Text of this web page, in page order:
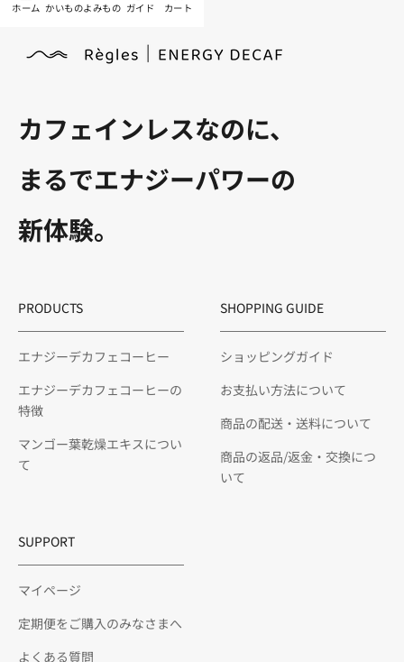
ホーム かいものよみもの ガイド カート
カフェインレスなのに、
まるでエナジーパワーの
新体験。
PRODUCTS
エナジーデカフェコーヒー
エナジーデカフェコーヒーの
特徴
マンゴー葉乾燥エキスについ
て
SHOPPING GUIDE
ショッピングガイド
お支払い方法について
商品の配送・送料について
商品の返品/返金・交換につ
いて
SUPPORT
マイページ
定期便をご購入のみなさまへ
よくある質問